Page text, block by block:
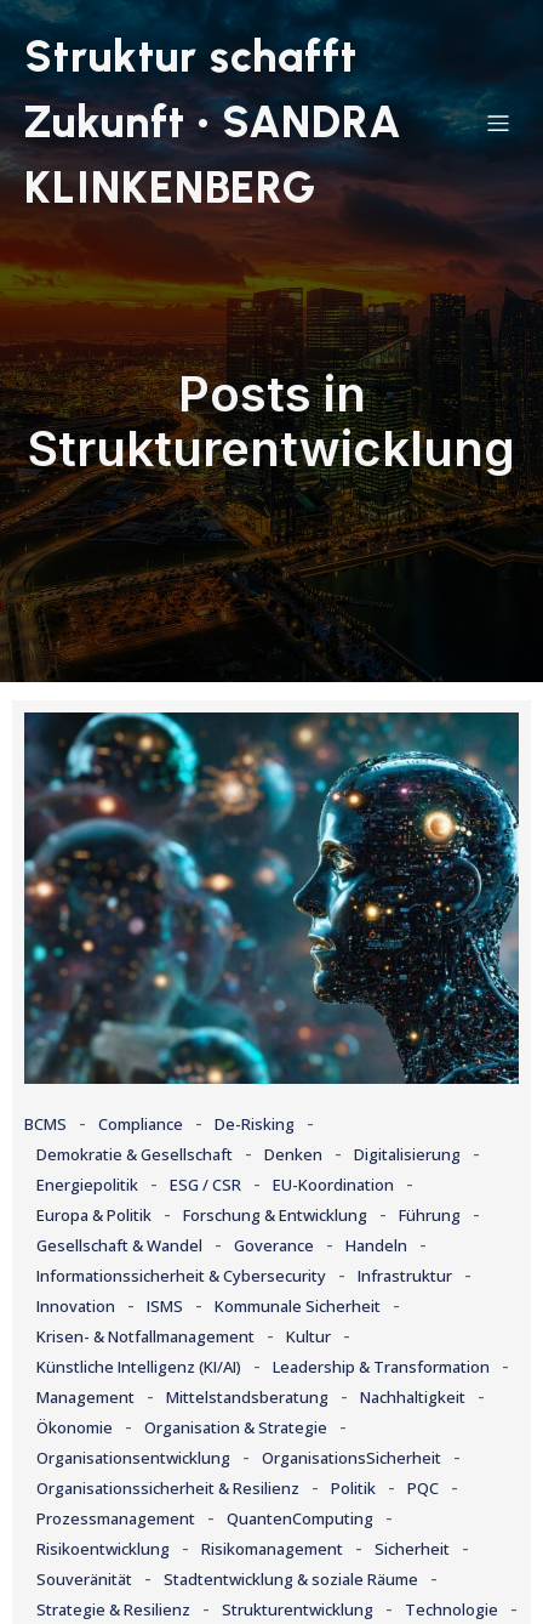
Struktur schafft
Zukunft • SANDRA
KLINKENBERG
Posts in
Strukturentwicklung
BCMS - Compliance - De-Risking -
Demokratie & Gesellschaft - Denken - Digitalisierung -
Energiepolitik - ESG / CSR - EU-Koordination -
Europa & Politik - Forschung & Entwicklung - Führung -
Gesellschaft & Wandel - Goverance - Handeln -
Informationssicherheit & Cybersecurity - Infrastruktur -
Innovation - ISMS - Kommunale Sicherheit -
Krisen- & Notfallmanagement - Kultur -
Künstliche Intelligenz (KI/AI) - Leadership & Transformation -
Management - Mittelstandsberatung - Nachhaltigkeit -
Ökonomie - Organisation & Strategie -
Organisationsentwicklung - OrganisationsSicherheit -
Organisationssicherheit & Resilienz - Politik - PQC -
Prozessmanagement - QuantenComputing -
Risikoentwicklung - Risikomanagement - Sicherheit -
Souveränität - Stadtentwicklung & soziale Räume -
Strategie & Resilienz - Strukturentwicklung - Technologie -